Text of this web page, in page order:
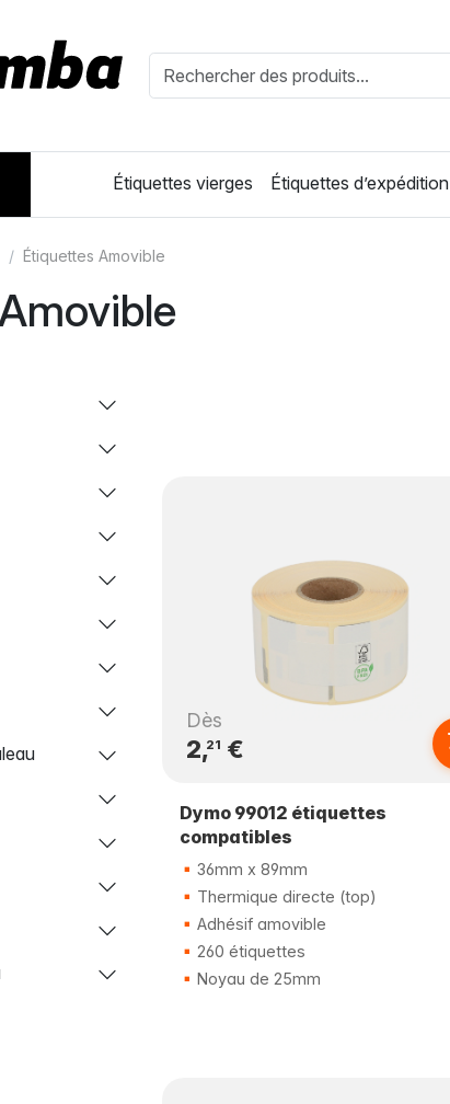
Étiquettes vierges Étiquettes d’expédition
Étiquettes Amovible
Dès
2,21 €
Dymo 99012 étiquettes
compatibles
36mm x 89mm
Thermique directe (top)
Adhésif amovible
260 étiquettes
Noyau de 25mm